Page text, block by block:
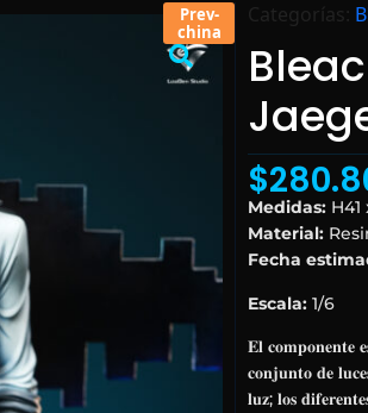
Prev-
china
Categorías:
$
Medidas:
Material:
Fecha
Escala: 1/6
𝐄𝐥 𝐜𝐨𝐦𝐩𝐨𝐧𝐞𝐧𝐭𝐞
𝐜𝐨𝐧𝐣𝐮𝐧𝐭𝐨 𝐝𝐞
𝐥𝐮𝐳; 𝐥𝐨𝐬